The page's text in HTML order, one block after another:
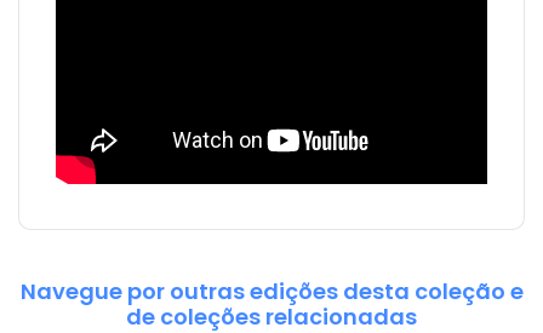
Navegue por outras edições desta coleção e
de coleções relacionadas